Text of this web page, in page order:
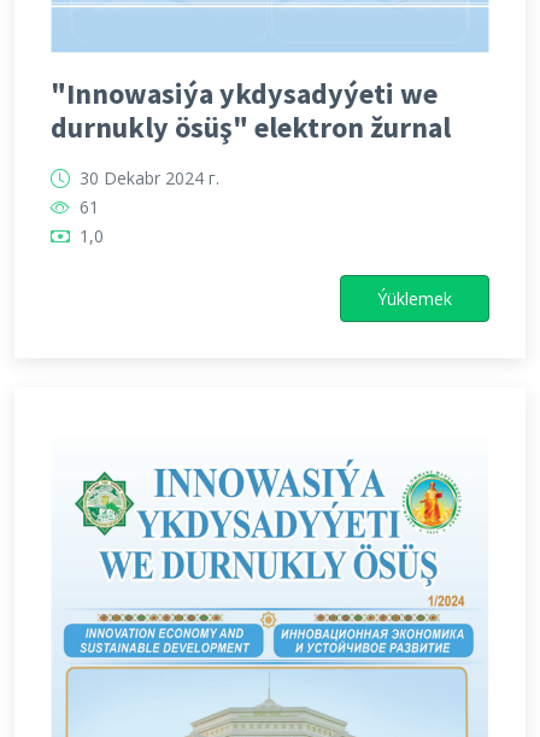
"Innowasiýa ykdysadyýeti we
durnukly ösüş" elektron žurnal
30 Dekabr 2024 г.
61
1,0
Ýüklemek